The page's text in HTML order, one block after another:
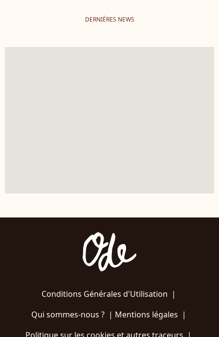
DERNIÈRES NEWS
Conditions Générales d'Utilisation |
Qui sommes-nous ?| Mentions légales |